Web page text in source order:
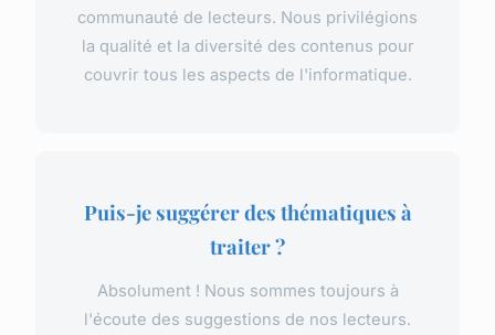
communauté de lecteurs. Nous privilégions
la qualité et la diversité des contenus pour
couvrir tous les aspects de l'informatique.
Puis-je suggérer des thématiques à
traiter ?
Absolument ! Nous sommes toujours à
l'écoute des suggestions de nos lecteurs.